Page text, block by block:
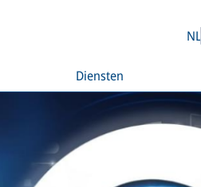
Diensten
NL